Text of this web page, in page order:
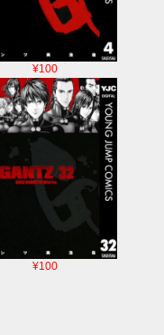
¥100
¥100